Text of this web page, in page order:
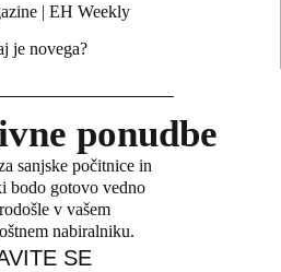
| EH Weekly
je novega?
ponudbe
sanjske počitnice in
bodo gotovo vedno
v vašem
nabiralniku.
SE